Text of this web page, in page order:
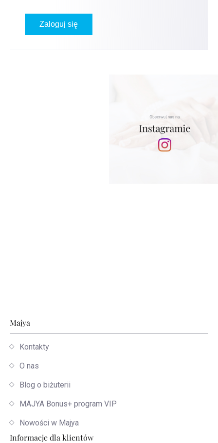
Zaloguj się
Stopka
Majya
Kontakty
O nas
Blog o biżuterii
MAJYA Bonus+ program VIP
Nowości w Majya
Informacje dla klientów